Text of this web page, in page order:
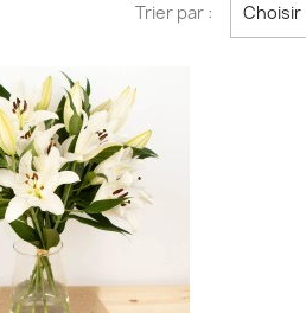
Trier par : Choisir